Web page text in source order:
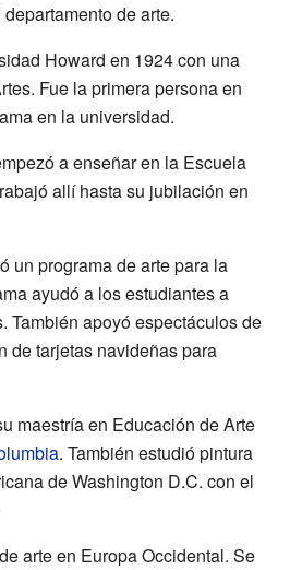
de arte.
Howard en 1924 con una
Fue la primera persona en
en la universidad.
a enseñar en la Escuela
allí hasta su jubilación en
un programa de arte para la
ayudó a los estudiantes a
También apoyó espectáculos de
de tarjetas navideñas para
maestría en Educación de Arte
. También estudió pintura
de Washington D.C. con el
arte en Europa Occidental. Se